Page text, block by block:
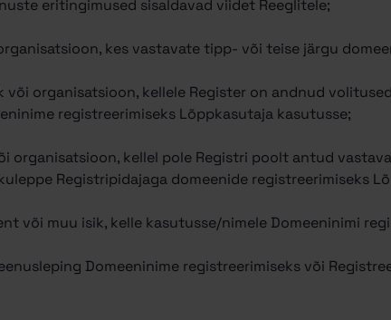
eritingimused sisaldavad viidet Reeglitele;
kes vastavate tipp- või teise järgu
või organisatsioon, kellele Register on andnud
registreerimiseks Lõppkasutaja kasutusse;
organisatsioon, kellel pole Registri poolt antud
Registripidajaga domeenide registreerimiseks
või muu isik, kelle kasutusse/nimele Domeeninimi
Domeeninime registreerimiseks või